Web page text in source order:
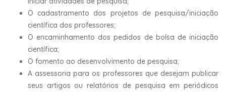
O cadastramento dos projetos de pesquisa/iniciação
científica dos professores;
O encaminhamento dos pedidos de bolsa de iniciação
científica;
O fomento ao desenvolvimento de pesquisa;
A assessoria para os professores que desejam publicar
seus artigos ou relatórios de pesquisa em periódicos